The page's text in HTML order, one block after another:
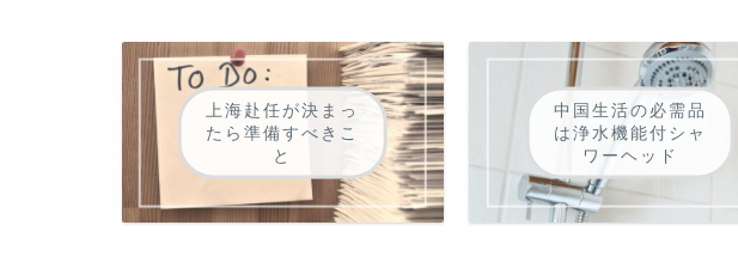
上海赴任が決まっ
たら準備すべきこ
と
中国生活の必需品
は浄水機能付シャ
ワーヘッド